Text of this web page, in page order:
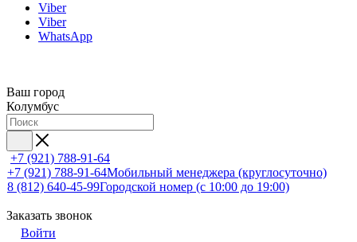
Viber
Viber
WhatsApp
Ваш город
Колумбус
+7 (921) 788-91-64
+7 (921) 788-91-64Мобильный менеджера (круглосуточно)
8 (812) 640-45-99Городской номер (с 10:00 до 19:00)
Заказать звонок
Войти